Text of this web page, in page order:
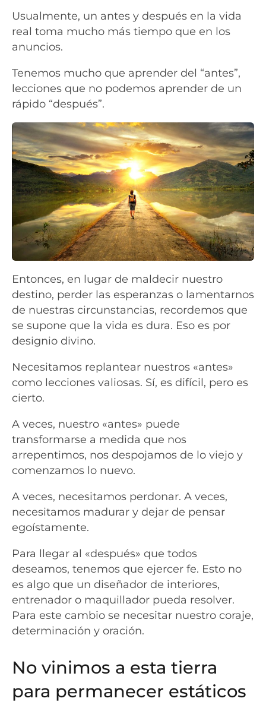
Usualmente, un antes y después en la vida
real toma mucho más tiempo que en los
anuncios.
Tenemos mucho que aprender del “antes”,
lecciones que no podemos aprender de un
rápido “después”.
Entonces, en lugar de maldecir nuestro
destino, perder las esperanzas o lamentarnos
de nuestras circunstancias, recordemos que
se supone que la vida es dura. Eso es por
designio divino.
Necesitamos replantear nuestros «antes»
como lecciones valiosas. Sí, es difícil, pero es
cierto.
A veces, nuestro «antes» puede
transformarse a medida que nos
arrepentimos, nos despojamos de lo viejo y
comenzamos lo nuevo.
A veces, necesitamos perdonar. A veces,
necesitamos madurar y dejar de pensar
egoístamente.
Para llegar al «después» que todos
deseamos, tenemos que ejercer fe. Esto no
es algo que un diseñador de interiores,
entrenador o maquillador pueda resolver.
Para este cambio se necesitar nuestro coraje,
determinación y oración.
No vinimos a esta tierra
para permanecer estáticos